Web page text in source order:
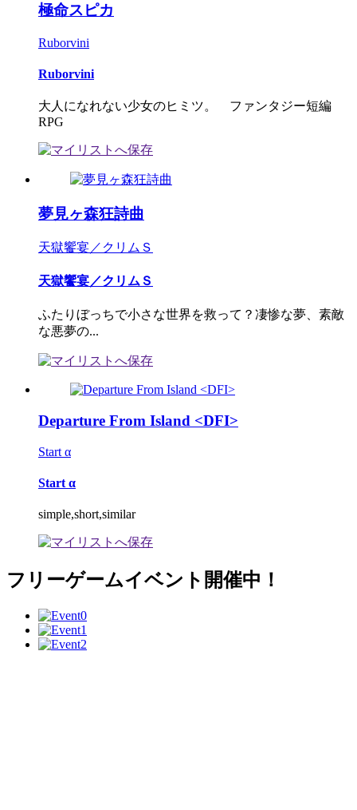
極命スピカ
Ruborvini
Ruborvini
大人になれない少女のヒミツ。 ファンタジー短編
RPG
夢見ヶ森狂詩曲
天獄饗宴／クリムＳ
天獄饗宴／クリムＳ
ふたりぼっちで小さな世界を救って？凄惨な夢、素敵
な悪夢の...
Departure From Island <DFI>
Start α
Start α
simple,short,similar
フリーゲームイベント開催中！